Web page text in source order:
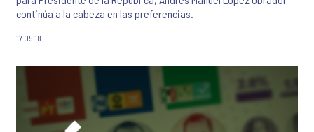
continúa a la cabeza en las preferencias.
17.05.18